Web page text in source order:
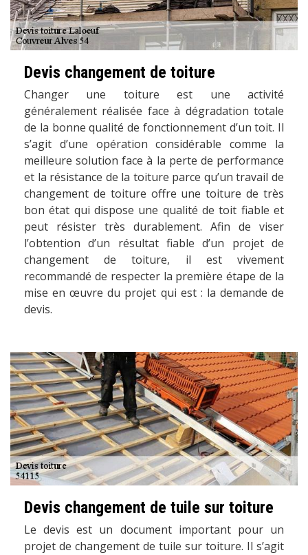
Devis changement de toiture
Changer une toiture est une activité
généralement réalisée face à dégradation totale
de la bonne qualité de fonctionnement d’un toit. Il
s’agit d’une opération considérable comme la
meilleure solution face à la perte de performance
et la résistance de la toiture parce qu’un travail de
changement de toiture offre une toiture de très
bon état qui dispose une qualité de toit fiable et
peut résister très durablement. Afin de viser
l’obtention d’un résultat fiable d’un projet de
changement de toiture, il est vivement
recommandé de respecter la première étape de la
mise en œuvre du projet qui est : la demande de
devis.
Devis changement de tuile sur toiture
Le devis est un document important pour un
projet de changement de tuile sur toiture. Il s’agit